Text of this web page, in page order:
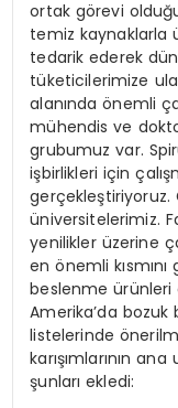
ortak görevi
temiz kaynaklarla
tedarik ederek
tüketicilerimize
alanında önemli
mühendis ve
grubumuz var.
işbirlikleri için
gerçekleştiriyoruz.
üniversitelerimiz.
yenilikler üzerine
en önemli
beslenme ürünleri
Amerika’da
listelerinde
karışımlarının
şunları ekledi: